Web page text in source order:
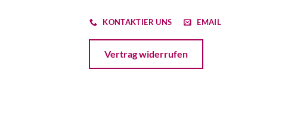
KONTAKTIER UNS EMAIL
Vertrag widerrufen